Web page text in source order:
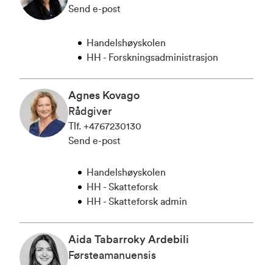
Send e-post
Handelshøyskolen
HH - Forskningsadministrasjon
Agnes Kovago
Rådgiver
Tlf. +4767230130
Send e-post
Handelshøyskolen
HH - Skatteforsk
HH - Skatteforsk admin
Aida Tabarroky Ardebili
Førsteamanuensis